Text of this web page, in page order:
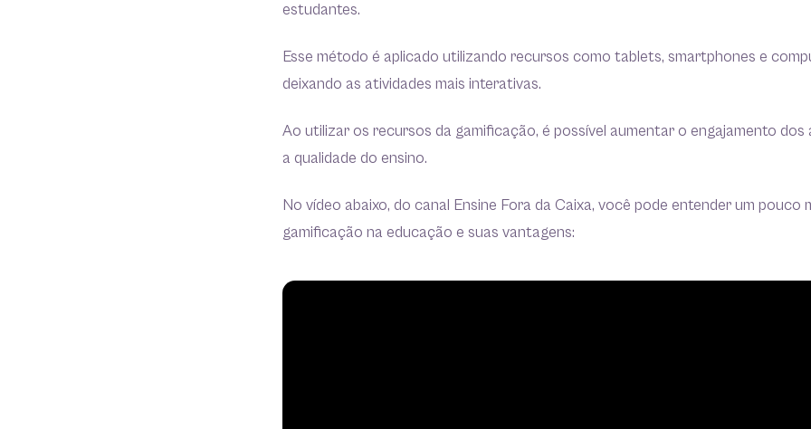
estudantes.
Esse método é aplicado utilizando recursos como tablets, smartphones e
deixando as atividades mais interativas.
Ao utilizar os recursos da gamificação, é possível aumentar o engajamento dos
a qualidade do ensino.
No vídeo abaixo, do canal Ensine Fora da Caixa, você pode entender um pouco
gamificação na educação e suas vantagens: